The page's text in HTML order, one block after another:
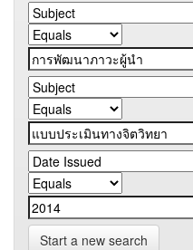
Start a new search